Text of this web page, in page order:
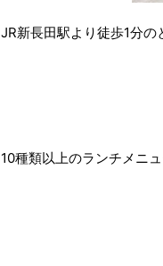
JR新長田駅より徒歩1分の
10種類以上のランチメニ